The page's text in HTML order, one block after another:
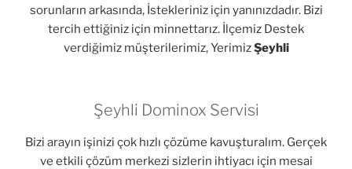
sorunların arkasında, İstekleriniz için yanınızdadır. Bizi
tercih ettiğiniz için minnettarız. İlçemiz Destek
verdiğimiz müşterilerimiz, YerimizŞeyhli
Şeyhli Dominox Servisi
Bizi arayın işinizi çok hızlı çözüme kavuşturalım. Gerçek
ve etkili çözüm merkezi sizlerin ihtiyacı için mesai